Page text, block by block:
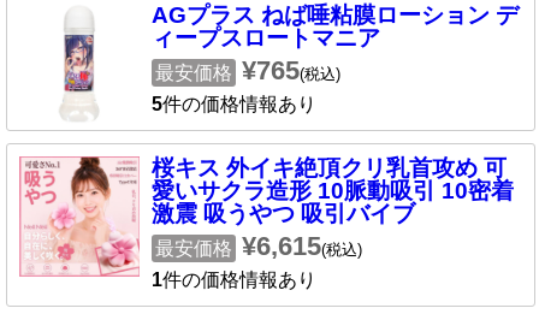
AGプラス ねば唾粘膜ローション デ
ィープスロートマニア
最安価格 ¥765(税込)
5件の価格情報あり
桜キス 外イキ絶頂クリ乳首攻め 可
愛いサクラ造形 10脈動吸引 10密着
激震 吸うやつ 吸引バイブ
最安価格 ¥6,615(税込)
1件の価格情報あり